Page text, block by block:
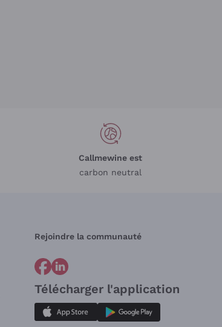
Callmewine est
carbon neutral
Rejoindre la communauté
Télécharger l'application